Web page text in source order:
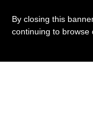
By closing this
continuing to browse